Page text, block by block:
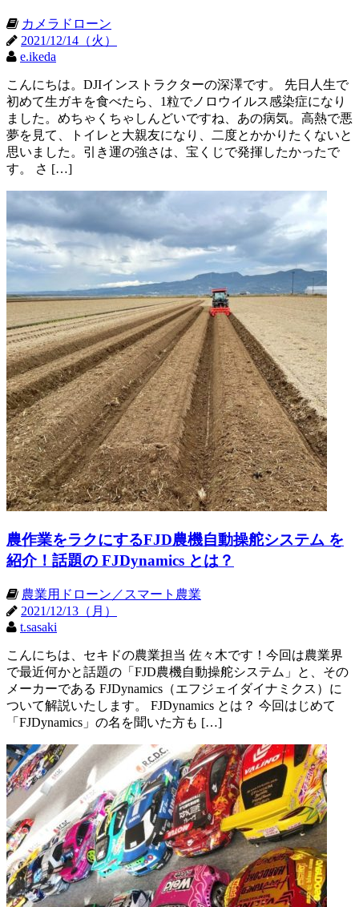
カメラドローン
2021/12/14（火）
e.ikeda
こんにちは。DJIインストラクターの深澤です。 先日人生で
初めて生ガキを食べたら、1粒でノロウイルス感染症になり
ました。めちゃくちゃしんどいですね、あの病気。高熱で悪
夢を見て、トイレと大親友になり、二度とかかりたくないと
思いました。引き運の強さは、宝くじで発揮したかったで
す。 さ […]
農作業をラクにするFJD農機自動操舵システム を
紹介！話題の FJDynamics とは？
農業用ドローン／スマート農業
2021/12/13（月）
t.sasaki
こんにちは、セキドの農業担当 佐々木です！今回は農業界
で最近何かと話題の「FJD農機自動操舵システム」と、その
メーカーである FJDynamics（エフジェイダイナミクス）に
ついて解説いたします。 FJDynamics とは？ 今回はじめて
「FJDynamics」の名を聞いた方も […]